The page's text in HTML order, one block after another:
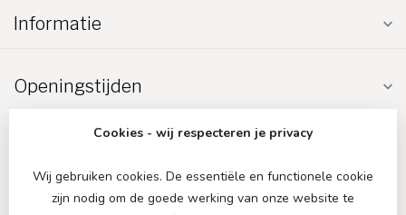
Informatie
Openingstijden
Cookies - wij respecteren je privacy
Wij gebruiken cookies. De essentiële en functionele cookie
zijn nodig om de goede werking van onze website te